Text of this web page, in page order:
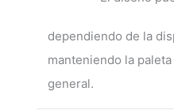
dependiendo de la
manteniendo la
general.